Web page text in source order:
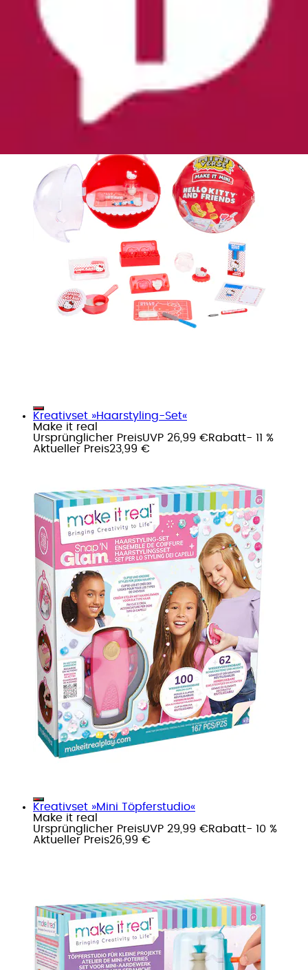
Kreativset »MGA's Miniverse - Make It Mini
SANRIO Series 3«
MGA ENTERTAINMENT
Ursprünglicher Preis
- 23 %
Aktueller Preis
9,99 €
Kreativset »Haarstyling-Set«
Make it real
Ursprünglicher PreisUVP 26,99 €Rabatt- 11 %
Aktueller Preis23,99 €
Kreativset »Mini Töpferstudio«
Make it real
Ursprünglicher PreisUVP 29,99 €Rabatt- 10 %
Aktueller Preis26,99 €